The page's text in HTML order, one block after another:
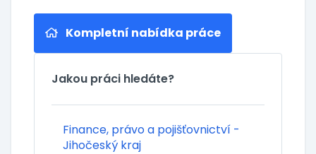
Kompletní nabídka práce
Jakou práci hledáte?
Finance, právo a pojišťovnictví -
Jihočeský kraj